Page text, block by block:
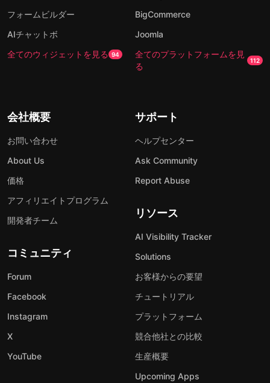
フォームビルダー
AIチャットボ
全てのウィジェットを見る 94
BigCommerce
Joomla
全てのプラットフォームを見
る
112
会社概要
お問い合わせ
About Us
価格
アフィリエイトプログラム
開発者チーム
コミュニティ
Forum
Facebook
Instagram
X
YouTube
サポート
ヘルプセンター
Ask Community
Report Abuse
リソース
AI Visibility Tracker
Solutions
お客様からの要望
チュートリアル
プラットフォーム
競合他社との比較
生産概要
Upcoming Apps